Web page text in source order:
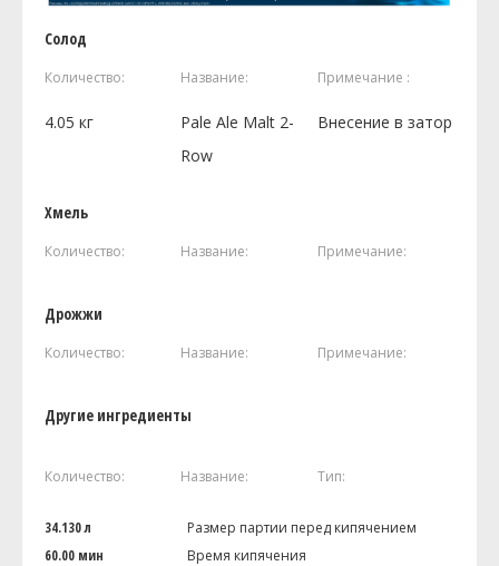
Солод
Количество: Название: Примечание :
4.05 кг
Pale Ale Malt 2-
Row
Внесение в затор
Хмель
Количество: Название: Примечание:
Дрожжи
Количество: Название: Примечание:
Другие ингредиенты
Количество: Название: Тип:
34.130 л
Размер партии перед кипячением
60.00 мин
Время кипячения